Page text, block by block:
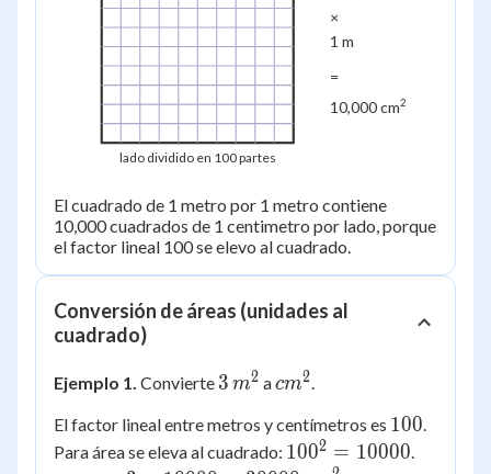
lado dividido en 100 partes
×
1 m
=
10,000 cm2
El cuadrado de 1 metro por 1 metro contiene
10,000 cuadrados de 1 centimetro por lado, porque
el factor lineal 100 se elevo al cuadrado.
Conversión de áreas (unidades al
cuadrado)
Ejemplo 1. Convierte 3\,m^2
3 m2 acm^2
cm2
El factor lineal entre metros y centímetros es 100
100
Para área se eleva al cuadrado: 100^2
1002 = 10000